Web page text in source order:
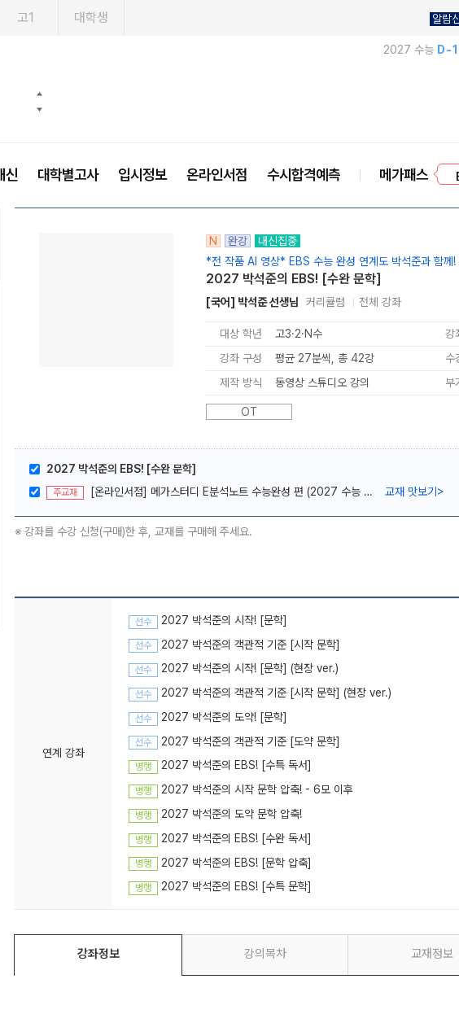
고1 대학생 알람
2027 수능 D-
메가스터디
신 대학별고사 입시정보 온라인서점 수시합격예측 메가패스
N 완강
내신집중
*전 작품 AI 영상* EBS 수능 완성 연계도 박석준과 함께!
2027 박석준의 EBS! [수완 문학]
[국어] 박석준 선생님 커리큘럼 전체 강좌
대상 학년 고3·2·N수 강
강좌 구성
평균 27분씩, 총 42강 수
제작 방식
동영상 스튜디오 강의 부
OT
2027 박석준의 EBS! [수완 문학]
주교재 [온라인서점] 메가스터디 E분석노트 수능완성 편 (2027 수능 대비) 교재 맛보기 >
※ 강좌를 수강 신청(구매)한 후, 교재를 구매해 주세요.
연계 강좌
선수 2027 박석준의 시작! [문학]
선수 2027 박석준의 객관적 기준 [시작 문학]
선수 2027 박석준의 시작! [문학] (현장 ver.)
선수 2027 박석준의 객관적 기준 [시작 문학] (현장 ver.)
선수 2027 박석준의 도약! [문학]
선수 2027 박석준의 객관적 기준 [도약 문학]
병행 2027 박석준의 EBS! [수특 독서]
병행 2027 박석준의 시작 문학 압축! - 6모 이후
병행 2027 박석준의 도약 문학 압축!
병행 2027 박석준의 EBS! [수완 독서]
병행 2027 박석준의 EBS! [문학 압축]
병행 2027 박석준의 EBS! [수특 문학]
강좌정보 강의목차 교재정보